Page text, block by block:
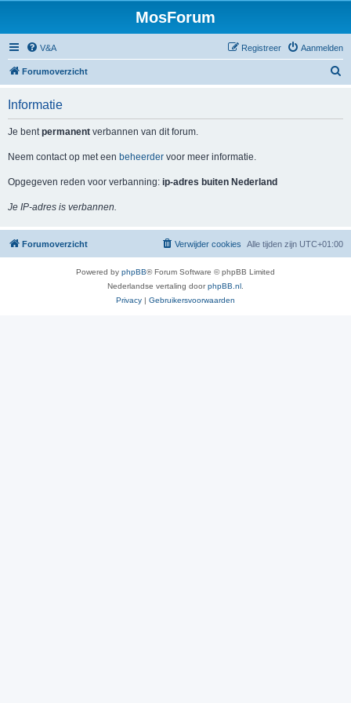
MosForum
V&A Aanmelden
Registreer
Forumoverzicht
Informatie
Je bentpermanent verbannen van dit forum.
Neem contact op met een beheerder voor meer informatie.
Opgegeven reden voor verbanning: ip-adres buiten Nederland
Je IP-adres is verbannen.
Forumoverzicht Alle tijden zijn UTC+01:00
Verwijder cookies
Powered by phpBB® Forum Software © phpBB Limited
Nederlandse vertaling doorphpBB.nl
Privacy | Gebruikersvoorwaarden